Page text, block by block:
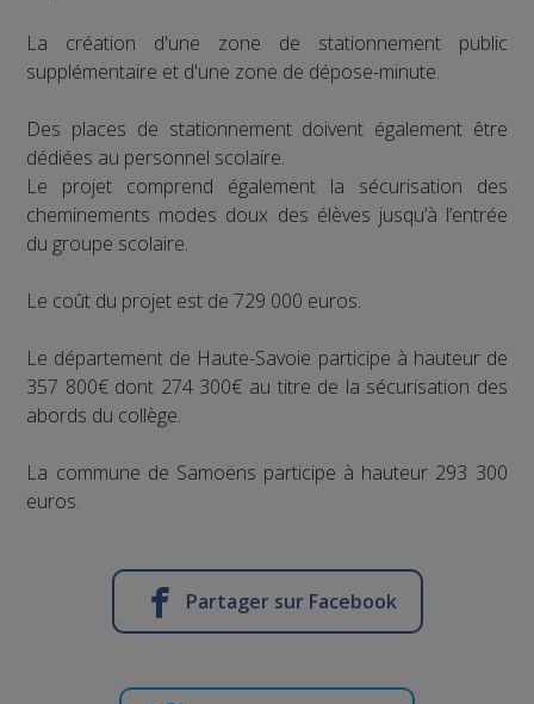
La création d'une zone de stationnement public
supplémentaire et d'une zone de dépose-minute.
Des places de stationnement doivent également être
dédiées au personnel scolaire.
Le projet comprend également la sécurisation des
cheminements modes doux des élèves jusqu’à l’entrée
du groupe scolaire.
Le coût du projet est de 729 000 euros.
Le département de Haute-Savoie participe à hauteur de
357 800€ dont 274 300€ au titre de la sécurisation des
abords du collège.
La commune de Samoëns participe à hauteur 293 300
euros.
Partager sur Facebook